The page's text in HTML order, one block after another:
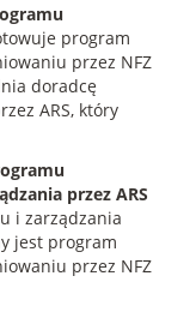
program
przez NFZ
doradcę
ARS, który
przez ARS
i zarządzania
jest program
przez NFZ